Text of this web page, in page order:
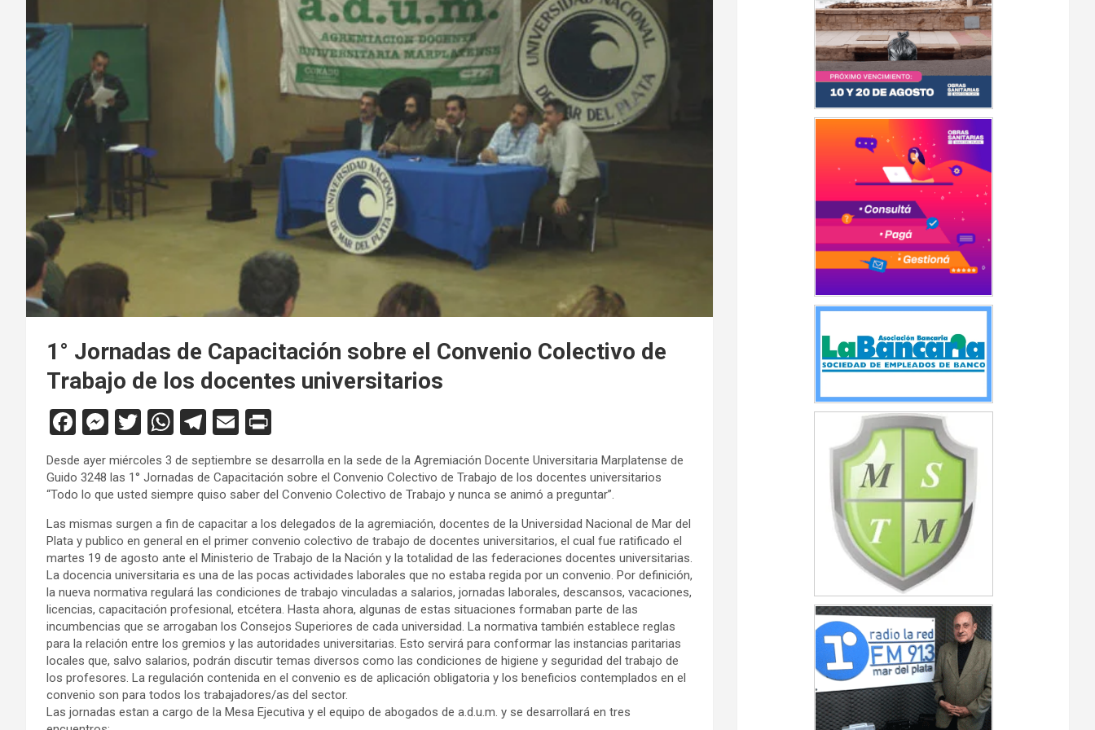
1° Jornadas de Capacitación sobre el Convenio Colectivo de
Trabajo de los docentes universitarios
F
ce
b
o
o
k
M
es
se
n
g
er
T
wi
tt
er
W
h
at
s
A
p
p
T
el
e
gr
a
m
E
ail
in
tF
ri
e
n
dl
y
Desde ayer miércoles 3 de septiembre se desarrolla en la sede de la Agremiación Docente Universitaria Marplatense de
Guido 3248 las 1° Jornadas de Capacitación sobre el Convenio Colectivo de Trabajo de los docentes universitarios
“Todo lo que usted siempre quiso saber del Convenio Colectivo de Trabajo y nunca se animó a preguntar”.
Las mismas surgen a fin de capacitar a los delegados de la agremiación, docentes de la Universidad Nacional de Mar del
Plata y publico en general en el primer convenio colectivo de trabajo de docentes universitarios, el cual fue ratificado el
martes 19 de agosto ante el Ministerio de Trabajo de la Nación y la totalidad de las federaciones docentes universitarias.
La docencia universitaria es una de las pocas actividades laborales que no estaba regida por un convenio. Por definición,
la nueva normativa regulará las condiciones de trabajo vinculadas a salarios, jornadas laborales, descansos, vacaciones,
licencias, capacitación profesional, etcétera. Hasta ahora, algunas de estas situaciones formaban parte de las
incumbencias que se arrogaban los Consejos Superiores de cada universidad. La normativa también establece reglas
para la relación entre los gremios y las autoridades universitarias. Esto servirá para conformar las instancias paritarias
locales que, salvo salarios, podrán discutir temas diversos como las condiciones de higiene y seguridad del trabajo de
los profesores. La regulación contenida en el convenio es de aplicación obligatoria y los beneficios contemplados en el
convenio son para todos los trabajadores/as del sector.
Las jornadas estan a cargo de la Mesa Ejecutiva y el equipo de abogados de a.d.u.m. y se desarrollará en tres